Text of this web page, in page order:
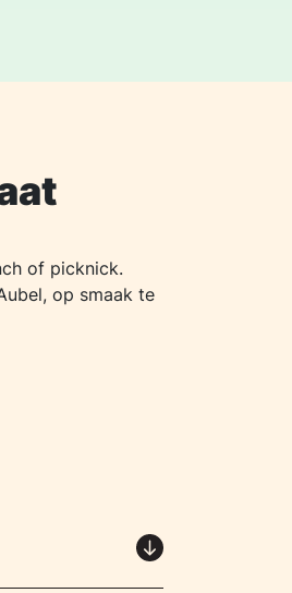
of picknick.
op smaak te